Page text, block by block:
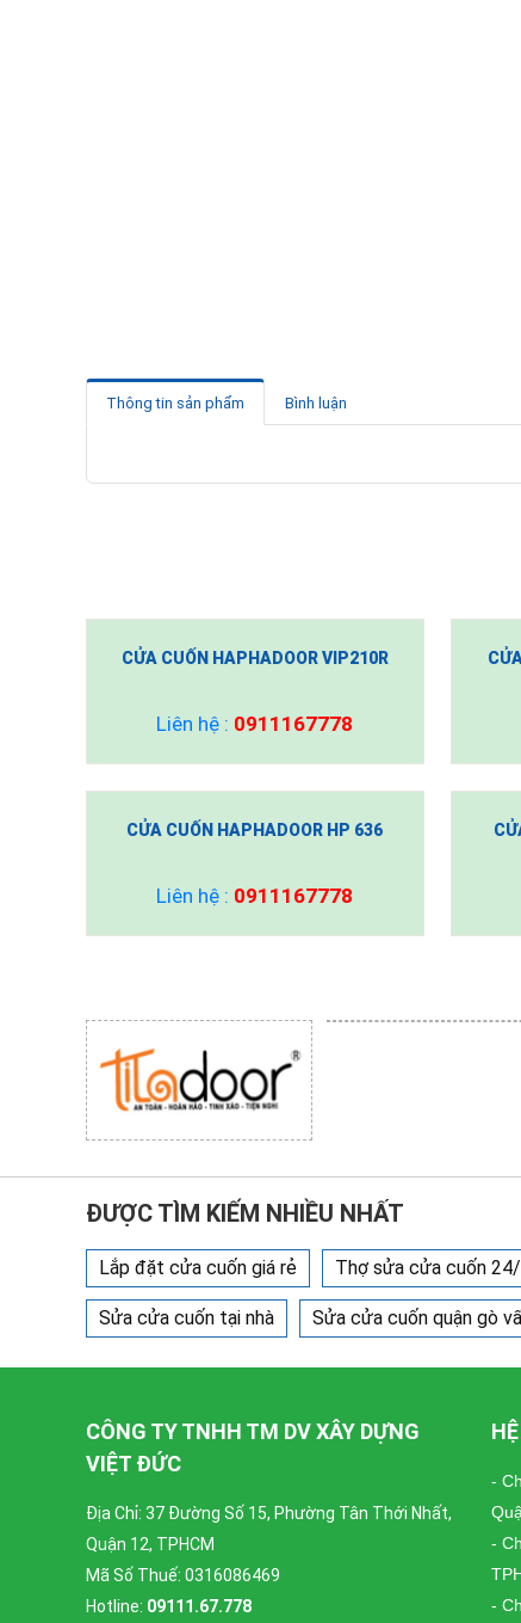
Thông tin sản phẩm Bình luận
CỬA CUỐN HAPHADOOR VIP210R
Liên hệ : 0911167778
CỬA CUỐN HAPHADOOR HP 636
Liên hệ : 0911167778
ĐƯỢC TÌM KIẾM NHIỀU NHẤT
Lắp đặt cửa cuốn giá rẻ Thợ sửa cửa cuốn
Sửa cửa cuốn tại nhà Sửa cửa cuốn quận gò
CÔNG TY TNHH TM DV XÂY DỰNG
VIỆT ĐỨC
Địa Chỉ: 37 Đường Số 15, Phường Tân Thới Nhất,
Quận 12, TPHCM
Mã Số Thuế: 0316086469
Hotline: 09111.67.778
-
-
-